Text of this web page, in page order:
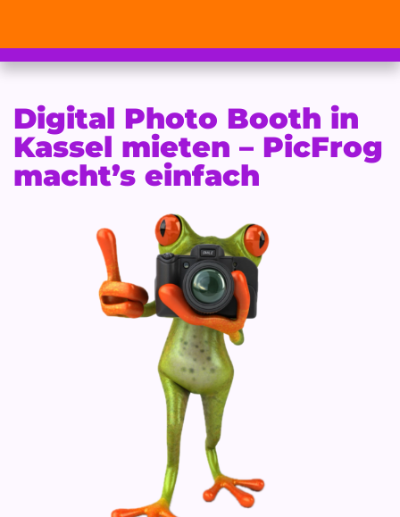
Digital Photo Booth in
Kassel mieten – PicFrog
macht’s einfach